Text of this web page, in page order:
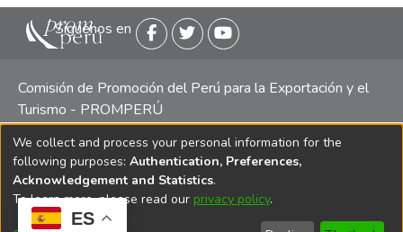
ES
Siguenos en
Comisión de Promoción del Perú para la Exportación y el
Turismo - PROMPERÚ
Central telefónica: (511) 616 7300 / 616 7400 Calle Uno
Oeste 50, Edificio Mincetur, Pisos 13 y 14, San Isidro -
Lima
We collect and process your personal information for the
following purposes: Authentication, Preferences,
Acknowledgement and Statistics.
To learn more, please read our privacy policy.